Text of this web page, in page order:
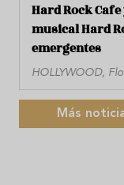
Hard Rock
musical Hard
emergentes
HOLLYWOOD,
Más